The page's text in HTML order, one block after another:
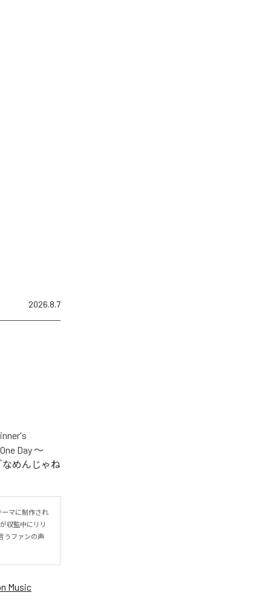
2026.8.7
Day ～
「なめんじゃね
ーマに制作され
収監中にリリ
うファンの声
Music